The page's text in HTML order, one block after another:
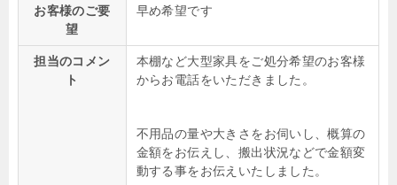
お客様のご要
望
早め希望です
担当のコメン
ト
本棚など大型家具をご処分希望のお客様
からお電話をいただきました。
不用品の量や大きさをお伺いし、概算の
金額をお伝えし、搬出状況などで金額変
動する事をお伝えいたしました。